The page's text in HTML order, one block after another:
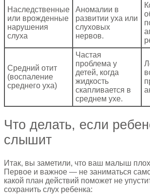
Наследственные
или врожденные
нарушения
слуха
Аномалии в
развитии уха или
слуховых
нервов.
Средний отит
(воспаление
среднего уха)
Частая
проблема у
детей, когда
жидкость
скапливается в
среднем ухе.
Что делать, если
слышит
Итак, вы заметили, что ваш малыш
Первое и важное — не заниматься
какой план действий поможет не
сохранить слух ребенка: